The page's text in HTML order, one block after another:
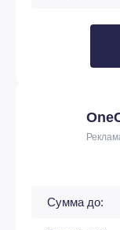
Сумма до: